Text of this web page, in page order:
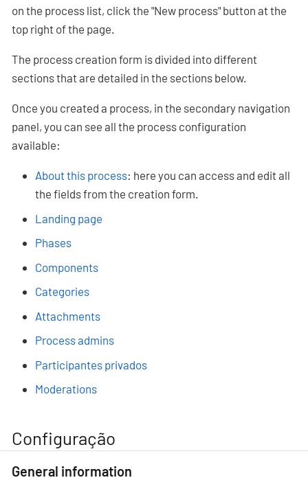
on the process list, click the "New process" button at the
top right of the page.
The process creation form is divided into different
sections that are detailed in the sections below.
Once you created a process, in the secondary navigation
panel, you can see all the process configuration
available:
About this process: here you can access and edit all
the fields from the creation form.
Landing page
Phases
Components
Categories
Attachments
Process admins
Participantes privados
Moderations
Configuração
General information